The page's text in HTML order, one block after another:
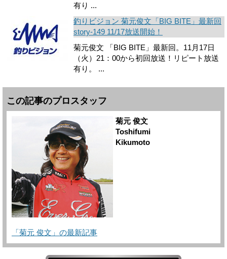
有り ...
釣りビジョン 菊元俊文「BIG BITE」最新回
story-149 11/17放送開始！
菊元俊文 「BIG BITE」最新回。11月17日
（火）21：00から初回放送！リピート放送
有り。 ...
この記事のプロスタッフ
菊元 俊文
Toshifumi
Kikumoto
「菊元 俊文」の最新記事